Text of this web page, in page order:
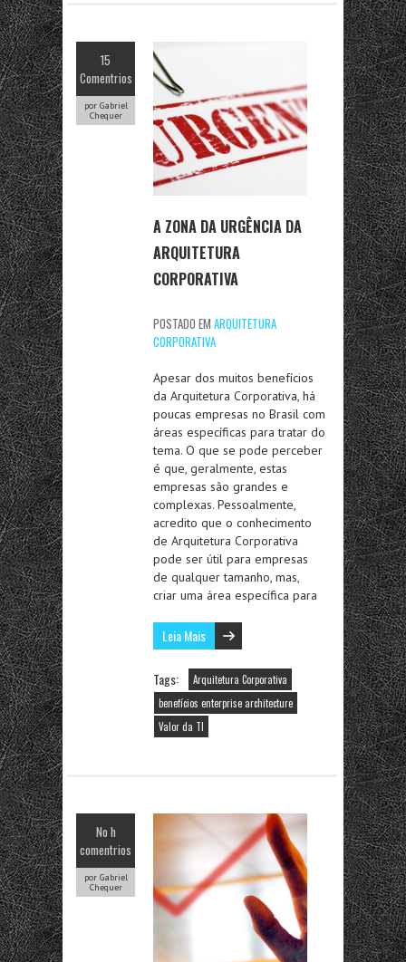
15
Comentrios
por Gabriel
Chequer
A ZONA DA URGÊNCIA DA
ARQUITETURA
CORPORATIVA
POSTADO EM ARQUITETURA
CORPORATIVA
Apesar dos muitos benefícios
da Arquitetura Corporativa, há
poucas empresas no Brasil com
áreas específicas para tratar do
tema. O que se pode perceber
é que, geralmente, estas
empresas são grandes e
complexas. Pessoalmente,
acredito que o conhecimento
de Arquitetura Corporativa
pode ser útil para empresas
de qualquer tamanho, mas,
criar uma área específica para
Leia Mais
Tags:
Arquitetura Corporativa
benefícios enterprise architecture
Valor da TI
No h
comentrios
por Gabriel
Chequer